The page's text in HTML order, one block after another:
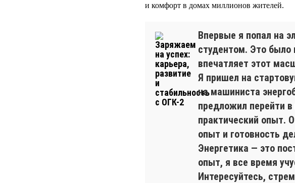
и комфорт в домах миллионов жителей.
Впервые я попал на
студентом. Это было
впечатляет этот
Я пришел на
на машиниста
предложил перейти
практический опыт.
опыт и готовность
Энергетика — это
опыт, я все время
Интересуйтесь,